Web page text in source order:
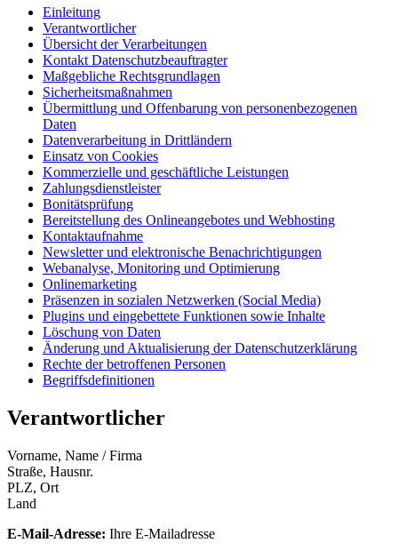
Einleitung
Verantwortlicher
Übersicht der Verarbeitungen
Kontakt Datenschutzbeauftragter
Maßgebliche Rechtsgrundlagen
Sicherheitsmaßnahmen
Übermittlung und Offenbarung von personenbezogenen
Daten
Datenverarbeitung in Drittländern
Einsatz von Cookies
Kommerzielle und geschäftliche Leistungen
Zahlungsdienstleister
Bonitätsprüfung
Bereitstellung des Onlineangebotes und Webhosting
Kontaktaufnahme
Newsletter und elektronische Benachrichtigungen
Webanalyse, Monitoring und Optimierung
Onlinemarketing
Präsenzen in sozialen Netzwerken (Social Media)
Plugins und eingebettete Funktionen sowie Inhalte
Löschung von Daten
Änderung und Aktualisierung der Datenschutzerklärung
Rechte der betroffenen Personen
Begriffsdefinitionen
Verantwortlicher
Vorname, Name / Firma
Straße, Hausnr.
PLZ, Ort
Land
E-Mail-Adresse: Ihre E-Mailadresse